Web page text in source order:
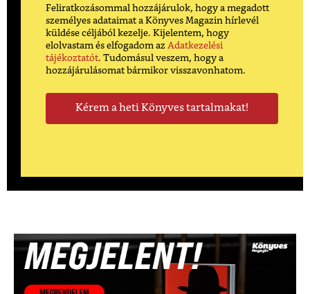
Feliratkozásommal hozzájárulok, hogy a megadott
személyes adataimat a Könyves Magazin hírlevél
küldése céljából kezelje. Kijelentem, hogy
elolvastam és elfogadom az Adatkezelési
tájékoztatót. Tudomásul veszem, hogy a
hozzájárulásomat bármikor visszavonhatom.